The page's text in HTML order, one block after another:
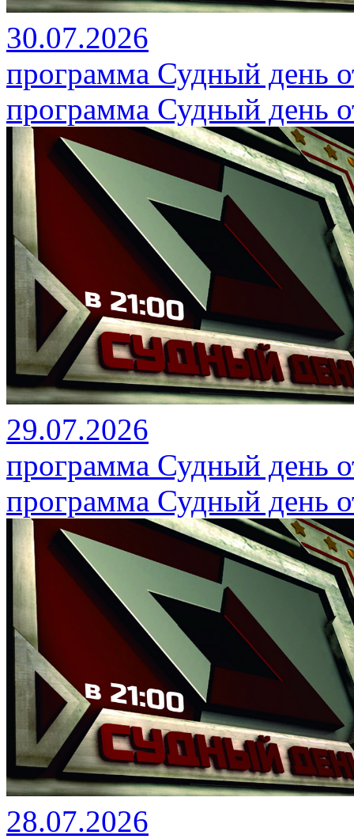
30.07.2026
программа Судный день
программа Судный день
29.07.2026
программа Судный день
программа Судный день
28.07.2026